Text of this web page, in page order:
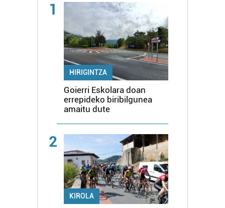
1
HIRIGINTZA
Goierri Eskolara doan
errepideko biribilgunea
amaitu dute
2
KIROLA